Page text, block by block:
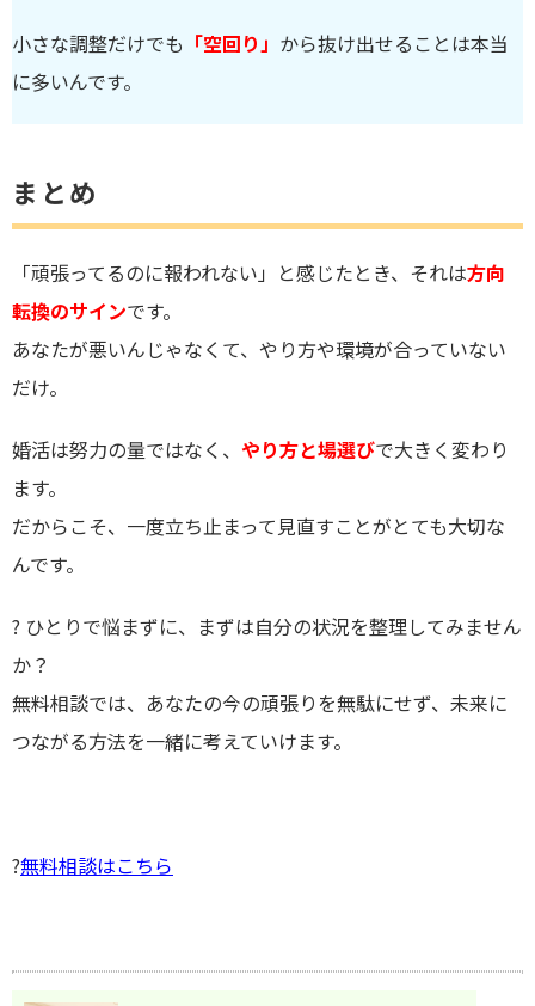
小さな調整だけでも 「空回り」 から抜け出せることは本当
に多いんです。
まとめ
「頑張ってるのに報われない」と感じたとき、それは方向
転換のサインです。
あなたが悪いんじゃなくて、やり方や環境が合っていない
だけ。
婚活は努力の量ではなく、 やり方と場選びで大きく変わり
ます。
だからこそ、一度立ち止まって見直すことがとても大切な
んです。
? ひとりで悩まずに、まずは自分の状況を整理してみません
か？
無料相談では、あなたの今の頑張りを無駄にせず、未来に
つながる方法を一緒に考えていけます。
?無料相談はこちら